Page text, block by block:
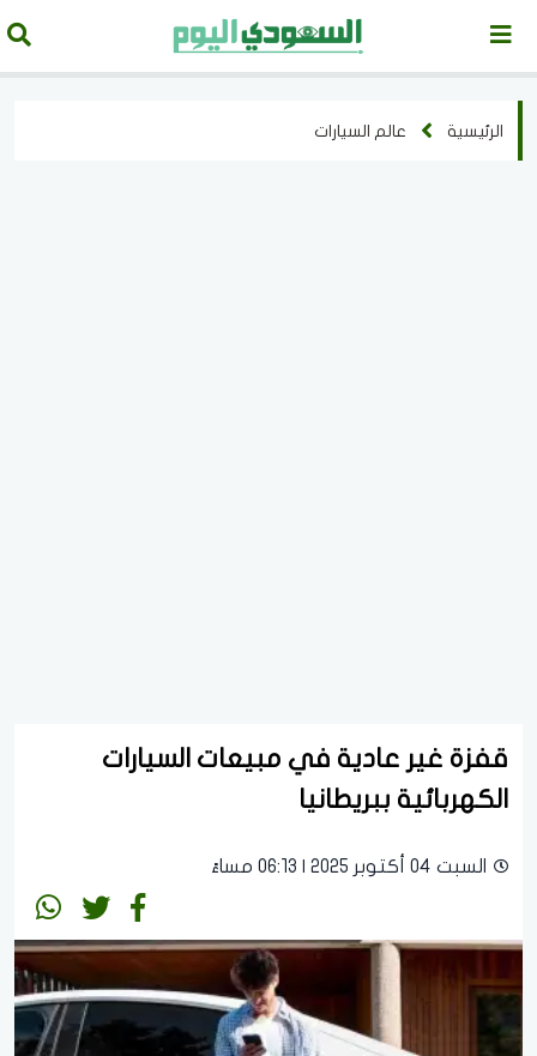
الرئيسية عالم السيارات
قفزة غير عادية في مبيعات السيارات
الكهربائية ببريطانيا
السبت 04 أكتوبر 2025 | 06:13 مساءً